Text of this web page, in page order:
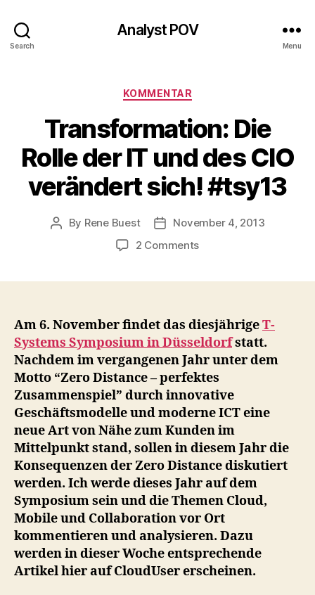
Search
Analyst POV
Menu
Categories
KOMMENTAR
Transformation: Die
Rolle der IT und des CIO
verändert sich! #tsy13
Post
By Rene Buest
PostNovember 4, 2013
2 Commentson
IT
und
des
CIO
verändert
sich!
#tsy13
Am 6. November findet das diesjährigeT-
Systems Symposium in Düsseldorfstatt.
Nachdem im vergangenen Jahr unter dem
Motto “Zero Distance – perfektes
Zusammenspiel” durch innovative
Geschäftsmodelle und moderne ICT eine
neue Art von Nähe zum Kunden im
Mittelpunkt stand, sollen in diesem Jahr die
Konsequenzen der Zero Distance diskutiert
werden. Ich werde dieses Jahr auf dem
Symposium sein und die Themen Cloud,
Mobile und Collaboration vor Ort
kommentieren und analysieren. Dazu
werden in dieser Woche entsprechende
Artikel hier auf CloudUser erscheinen.